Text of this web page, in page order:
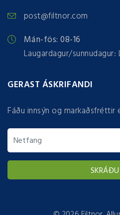
post@filtnor.com
Mán-fös: 08-16
Laugardagur/sunnudagur:
GERAST ÁSKRIFANDI
Fáðu innsýn og markaðsfréttir